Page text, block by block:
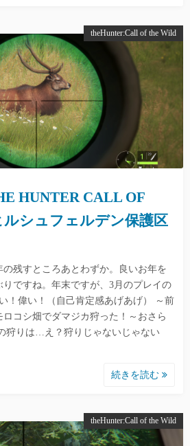
theHunter:Call of the Wild
HUNTER CALL OF
シュフェルデン保護区
の残すところあとわずか。良いお年を
ですね。年末ですが、3月のプレイの
！偉い！（自己肯定感あげあげ） ～前
コシ畑でダマジカ狩った！～おさら
狩りは…え？狩りじゃないじゃない
続きを読む
theHunter:Call of the Wild